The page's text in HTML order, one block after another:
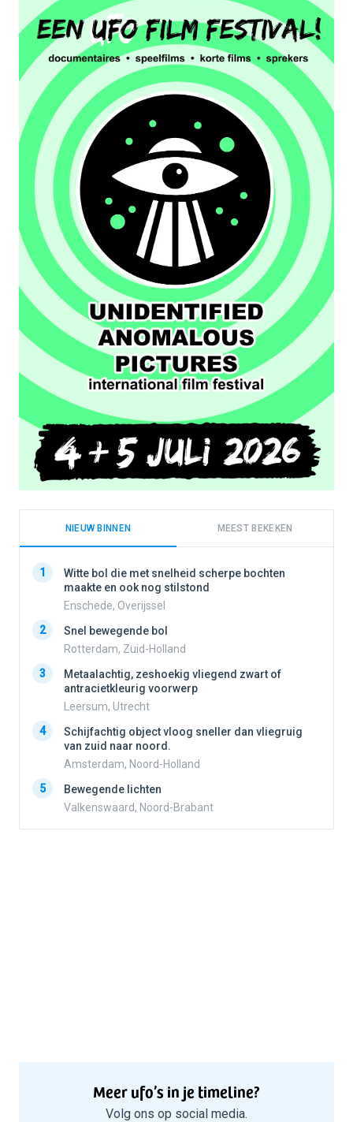
NIEUW BINNEN MEEST BEKEKEN
1
Witte bol die met snelheid scherpe bochten
maakte en ook nog stilstond
Enschede, Overijssel
2
Snel bewegende bol
Rotterdam, Zuid-Holland
3
Metaalachtig, zeshoekig vliegend zwart of
antracietkleurig voorwerp
Leersum, Utrecht
4
Schijfachtig object vloog sneller dan vliegruig
van zuid naar noord.
Amsterdam, Noord-Holland
5
Bewegende lichten
Valkenswaard, Noord-Brabant
Meer ufo’s in je timeline?
Volg ons op social media.